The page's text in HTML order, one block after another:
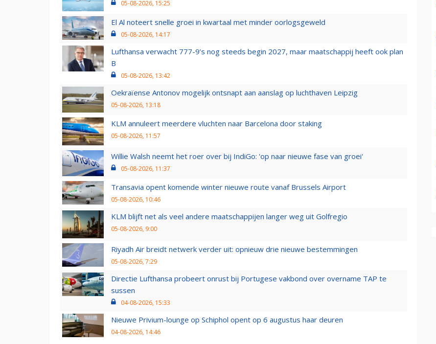
05-08-2026, 15:25
El Al noteert snelle groei in kwartaal met minder oorlogsgeweld
05-08-2026, 14:17
Lufthansa verwacht 777-9’s nog steeds begin 2027, maar maatschappij heeft ook plan
B
05-08-2026, 13:42
Oekraïense Antonov mogelijk ontsnapt aan aanslag op luchthaven Leipzig
05-08-2026, 13:18
KLM annuleert meerdere vluchten naar Barcelona door staking
05-08-2026, 11:57
Willie Walsh neemt het roer over bij IndiGo: 'op naar nieuwe fase van groei'
05-08-2026, 11:37
Transavia opent komende winter nieuwe route vanaf Brussels Airport
05-08-2026, 10:46
KLM blijft net als veel andere maatschappijen langer weg uit Golfregio
05-08-2026, 9:00
Riyadh Air breidt netwerk verder uit: opnieuw drie nieuwe bestemmingen
05-08-2026, 7:29
Directie Lufthansa probeert onrust bij Portugese vakbond over overname TAP te
sussen
04-08-2026, 15:33
Nieuwe Privium-lounge op Schiphol opent op 6 augustus haar deuren
04-08-2026, 14:46